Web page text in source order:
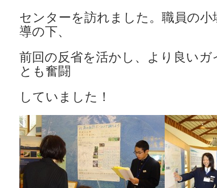
センターを訪れました。職員の
導の下、
前回の反省を活かし、より良い
とも奮闘
していました！